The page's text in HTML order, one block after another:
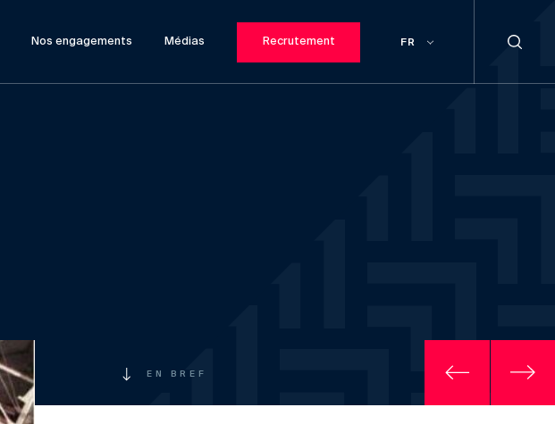
Nos engagements Médias Recrutement FR
EN BREF